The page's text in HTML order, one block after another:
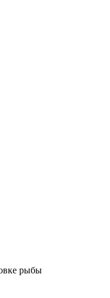
рыбы